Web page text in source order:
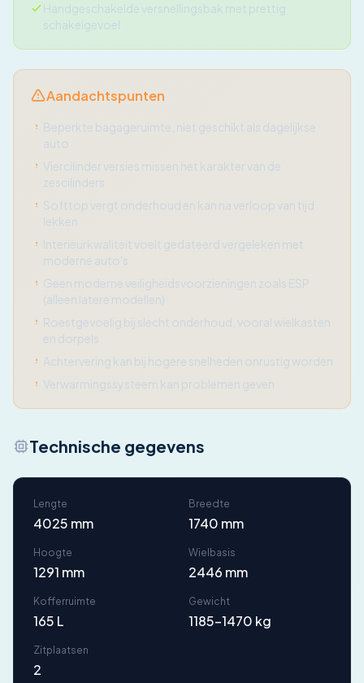
Handgeschakelde versnellingsbak met prettig
schakelgevoel
Aandachtspunten
Beperkte bagageruimte, niet geschikt als dagelijkse
auto
Viercilinder versies missen het karakter van de
zescilinders
Softtop vergt onderhoud en kan na verloop van tijd
lekken
Interieurkwaliteit voelt gedateerd vergeleken met
moderne auto's
Geen moderne veiligheidsvoorzieningen zoals ESP
(alleen latere modellen)
Roestgevoelig bij slecht onderhoud, vooral wielkasten
en dorpels
Achtervering kan bij hogere snelheden onrustig worden
Verwarmingssysteem kan problemen geven
Technische gegevens
Lengte
4025 mm
Breedte
1740 mm
Hoogte
1291 mm
Wielbasis
2446 mm
Kofferruimte
165 L
Gewicht
1185-1470 kg
Zitplaatsen
2